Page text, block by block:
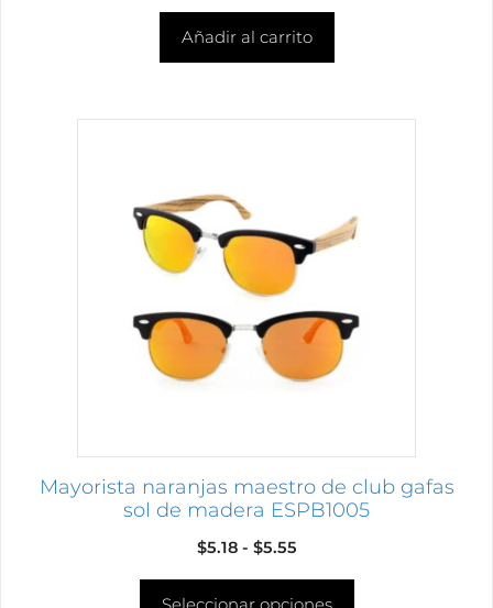
Añadir al carrito
Mayorista naranjas maestro de club gafas
sol de madera ESPB1005
$5.18 - $5.55Rango
precios:
Seleccionar opciones
página